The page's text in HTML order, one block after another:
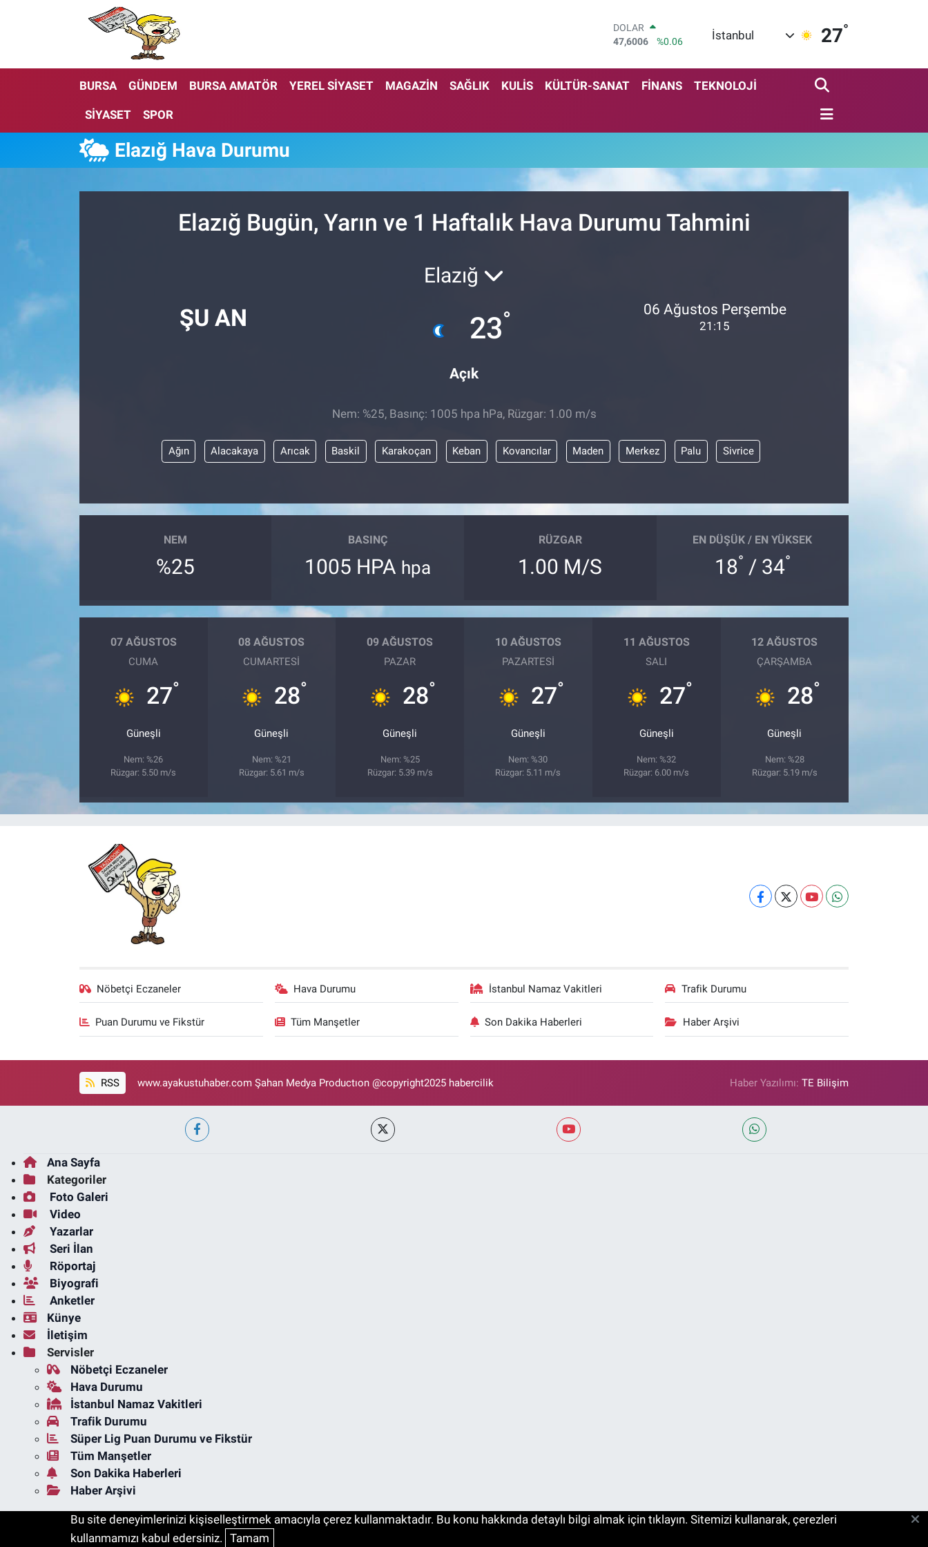
DOLAR
47,6006
%0.06
55,0250
%0.02
STERLİN
BITCOIN
%0.16
İstanbul 27°
BURSA GÜNDEM BURSA AMATÖR YEREL SİYASET MAGAZİN SAĞLIK KULİS KÜLTÜR-SANAT FİNANS TEKNOLOJİ
SİYASET SPOR
Elazığ Hava Durumu
Elazığ Bugün, Yarın ve 1 Haftalık Hava Durumu Tahmini
ŞU AN
Elazığ
23°
Açık
06 Ağustos Perşembe
21:15
Nem: %25, Basınç: 1005 hpa hPa, Rüzgar: 1.00 m/s
Ağın Alacakaya Arıcak Baskil Karakoçan Keban Kovancılar Maden Merkez Palu Sivrice
NEM
%25
BASINÇ
1005 HPA hpa
RÜZGAR
1.00 M/S
EN DÜŞÜK / EN YÜKSEK
18° / 34°
07 AĞUSTOS
CUMA
27°
Güneşli
Nem: %26
Rüzgar: 5.50 m/s
08 AĞUSTOS
CUMARTESI
28°
Güneşli
Nem: %21
Rüzgar: 5.61 m/s
09 AĞUSTOS
PAZAR
28°
Güneşli
Nem: %25
Rüzgar: 5.39 m/s
10 AĞUSTOS
PAZARTESI
27°
Güneşli
Nem: %30
Rüzgar: 5.11 m/s
11 AĞUSTOS
SALI
27°
Güneşli
Nem: %32
Rüzgar: 6.00 m/s
12 AĞUSTOS
ÇARŞAMBA
28°
Güneşli
Nem: %28
Rüzgar: 5.19 m/s
Nöbetçi Eczaneler Hava Durumu İstanbul Namaz Vakitleri Trafik Durumu
Puan Durumu ve Fikstür Tüm Manşetler Son Dakika Haberleri Haber Arşivi
RSS www.ayakustuhaber.com Şahan Medya Productıon @copyright2025 habercilik Haber Yazılımı:TE Bilişim
Ana Sayfa
Kategoriler
Foto Galeri
Video
Yazarlar
Seri İlan
Röportaj
Biyografi
Anketler
Künye
İletişim
Servisler
Nöbetçi Eczaneler
Hava Durumu
İstanbul Namaz Vakitleri
Trafik Durumu
Süper Lig Puan Durumu ve Fikstür
Tüm Manşetler
Son Dakika Haberleri
Haber Arşivi
Bu site deneyimlerinizi kişiselleştirmek amacıyla çerez kullanmaktadır. Bu konu hakkında detaylı bilgi almak için tıklayın. Sitemizi kullanarak, çerezleri
kullanmamızı kabul edersiniz. Tamam